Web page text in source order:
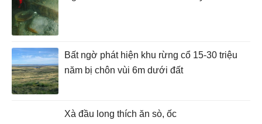
Bất ngờ phát hiện khu rừng cổ 15-30 triệu
năm bị chôn vùi 6m dưới đất
Xà đầu long thích ăn sò, ốc